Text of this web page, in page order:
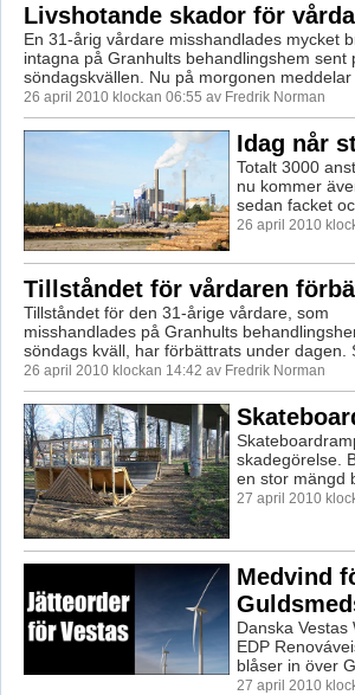
Livshotande skador för
En 31-årig vårdare misshandlades mycket
intagna på Granhults behandlingshem sent
söndagskvällen. Nu på morgonen meddelar
26 april 2010 klockan 06:55 av Fredrik Norman
Idag når
Totalt 3000
nu kommer
sedan facket
26 april 2010
Tillståndet för vårdaren
Tillståndet för den 31-årige vårdare, som
misshandlades på Granhults
söndags kväll, har förbättrats under dagen.
26 april 2010 klockan 14:42 av Fredrik Norman
skadegörelse.
en stor mängd
27 april 2010
Medvind
Danska
EDP
blåser in över
27 april 2010